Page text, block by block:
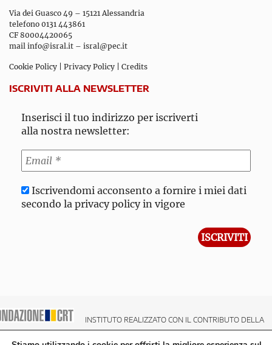
Via dei Guasco 49 – 15121 Alessandria
telefono 0131 443861
CF 80004420065
mail info@isral.it – isral@pec.it
Cookie Policy Privacy Policy Credits
ISCRIVITI ALLA NEWSLETTER
Inserisci il tuo indirizzo per iscriverti
alla nostra newsletter:
Iscrivendomi acconsento a fornire i miei dati
secondo la privacy policy in vigore
INSTITUTO REALIZZATO CON IL CONTRIBUTO DELLA